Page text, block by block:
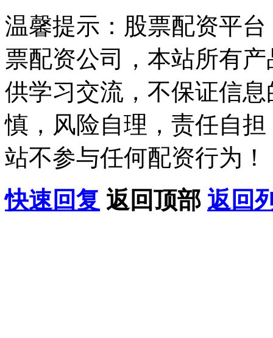
温馨提示：股票配资平
票配资公司，本站所有
供学习交流，不保证信
慎，风险自理，责任自
站不参与任何配资行为！
快速回复 返回顶部 返回